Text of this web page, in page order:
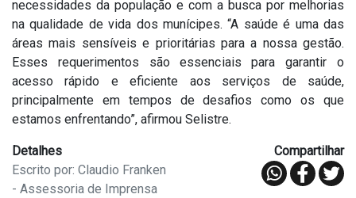
necessidades da população e com a busca por melhorias
na qualidade de vida dos munícipes. “A saúde é uma das
áreas mais sensíveis e prioritárias para a nossa gestão.
Esses requerimentos são essenciais para garantir o
acesso rápido e eficiente aos serviços de saúde,
principalmente em tempos de desafios como os que
estamos enfrentando”, afirmou Selistre.
Detalhes
Escrito por: Claudio Franken
- Assessoria de Imprensa
Compartilhar